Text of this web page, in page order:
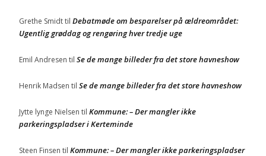
Grethe Smidttil Debatmøde om besparelser på ældreområdet:
Ugentlig grøddag og rengøring hver tredje uge
Emil Andresen til Se de mange billeder fra det store havneshow
Henrik Madsen til Se de mange billeder fra det store havneshow
Jytte lynge Nielsen til Kommune: – Der mangler ikke
parkeringspladser i Kerteminde
Steen Finsen til Kommune: – Der mangler ikke parkeringspladser